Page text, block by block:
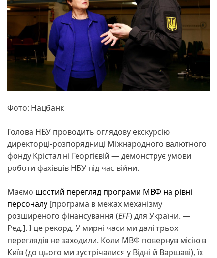
Фото: Нацбанк
Голова НБУ проводить оглядову екскурсію
директорці-розпорядниці Міжнародного валютного
фонду Крісталіні Георгієвій — демонструє умови
роботи фахівців НБУ під час війни.
Маємо шостий перегляд програми МВФ на рівні
персоналу [програма в межах механізму
розширеного фінансування (EFF) для України. —
Ред.]. І це рекорд. У мирні часи ми далі трьох
переглядів не заходили. Коли МВФ повернув місію в
Київ (до цього ми зустрічалися у Відні й Варшаві), їх